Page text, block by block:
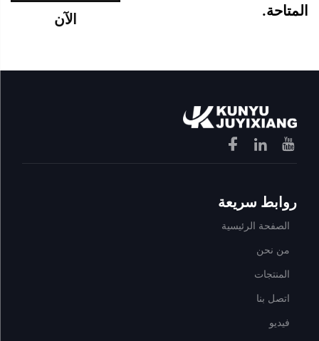
المتاحة.
الآن
روابط سريعة
الصفحة الرئيسية
من نحن
المنتجات
اتصل بنا
فيديو